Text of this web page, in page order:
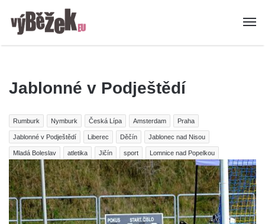
Jablonné v Podještědí
Rumburk Nymburk Česká Lípa Amsterdam Praha
Jablonné v Podještědí Liberec Děčín Jablonec nad Nisou
Mladá Boleslav atletika Jičín sport Lomnice nad Popelkou